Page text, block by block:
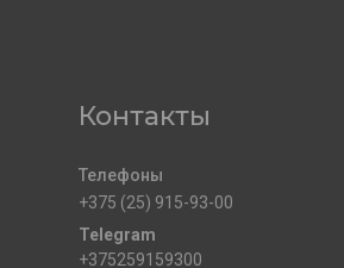
Контакты
+375 (25) 915-93-00
+375259159300